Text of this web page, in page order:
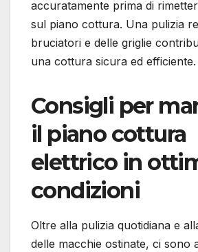
accuratamente prima di
sul piano cottura. Una pulizia
bruciatori e delle griglie
una cottura sicura ed efficiente.
Consigli per
il piano cottura
elettrico in
condizioni
Oltre alla pulizia quotidiana e
delle macchie ostinate, ci sono